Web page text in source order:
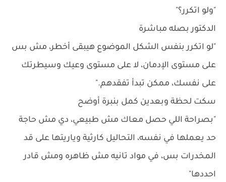
"ولو اتكرر؟"
الدكتور بصله مباشرة
"لو اتكرر بنفس الشكل الموضوع هيبقى أخطر، مش بس
على مستوى الإدمان، لا على مستوى وعيك وسيطرتك
على نفسك، ممكن تبدأ تفقدهم."
سكت لحظة وبعدين كمل بنبرة أوضح
"بصراحة اللي حصل معاك مش طبيعي، دي مش حاجة
حد يعملها في نفسه، التحاليل كارثية وياريتها على قد
المخدرات بس، في مواد تانيه مش ظاهره ومش قادر
احددها"